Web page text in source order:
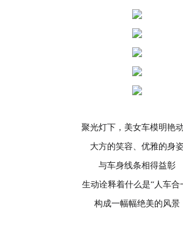
聚光灯下，美女车模明艳
大方的笑容、优雅的身
与车身线条相得益彰
生动诠释着什么是“人车合
构成一幅幅绝美的风景